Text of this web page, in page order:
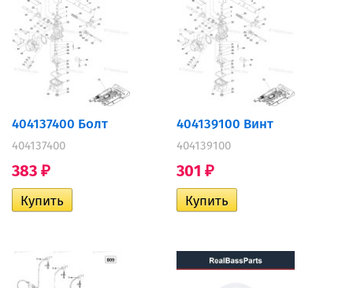
404137400 Болт
404137400
383 ₽
404139100 Винт
404139100
301 ₽